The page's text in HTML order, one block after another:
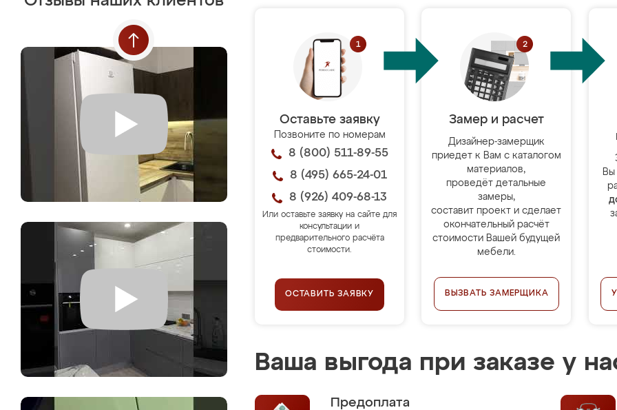
Оставьте заявку
Позвоните по номерам
8 (800) 511-89-55
8 (495) 665-24-01
8 (926) 409-68-13
Или оставьте заявку на сайте для
консультации и
предварительного расчёта
стоимости.
ОСТАВИТЬ ЗАЯВКУ
Замер и расчет
Дизайнер-замерщик
приедет к Вам с каталогом
материалов,
проведёт детальные
замеры,
составит проект и сделает
окончательный расчёт
стоимости Вашей будущей
мебели.
ВЫЗВАТЬ ЗАМЕРЩИКА
Вы
Ваша выгода при заказе у
Предоплата